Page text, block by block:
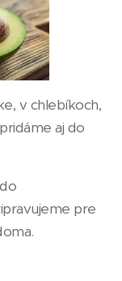
v chlebíkoch,
aj do
pre